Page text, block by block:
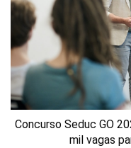
Concurso Seduc GO
mil vagas